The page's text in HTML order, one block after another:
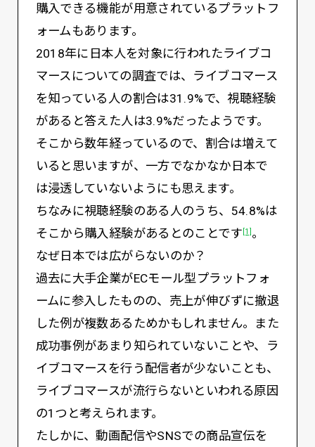
購入できる機能が用意されているプラットフ
ォームもあります。
2018年に日本人を対象に行われたライブコ
マースについての調査では、ライブコマース
を知っている人の割合は31.9%で、視聴経験
があると答えた人は3.9%だったようです。
そこから数年経っているので、割合は増えて
いると思いますが、一方でなかなか日本で
は浸透していないようにも思えます。
ちなみに視聴経験のある人のうち、54.8%は
そこから購入経験があるとのことです [1] 。
なぜ日本では広がらないのか？
過去に大手企業がECモール型プラットフォ
ームに参入したものの、売上が伸びずに撤退
した例が複数あるためかもしれません。また
成功事例があまり知られていないことや、ラ
イブコマースを行う配信者が少ないことも、
ライブコマースが流行らないといわれる原因
の1つと考えられます。
たしかに、動画配信やSNSでの商品宣伝を